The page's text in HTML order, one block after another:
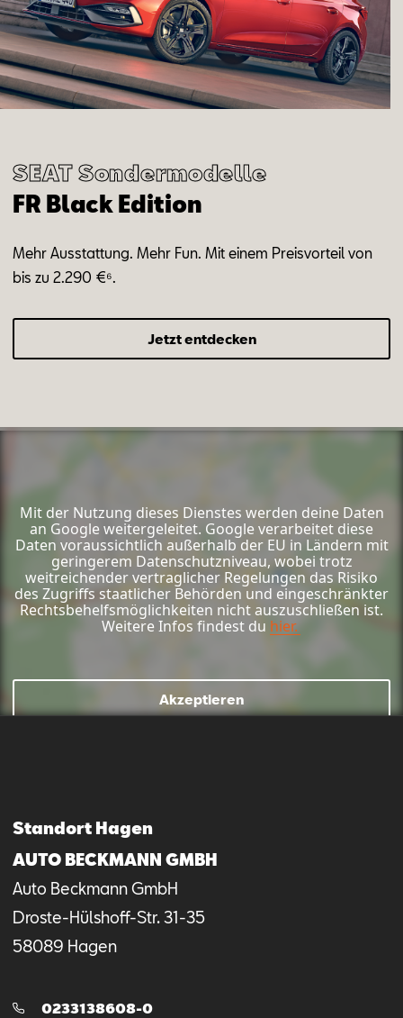
SEAT Sondermodelle
FR Black Edition
Mehr Ausstattung. Mehr Fun. Mit einem Preisvorteil von
bis zu 2.290 €⁶.
Jetzt entdecken
Mit der Nutzung dieses Dienstes werden deine Daten
an Google weitergeleitet. Google verarbeitet diese
Daten voraussichtlich außerhalb der EU in Ländern mit
geringerem Datenschutzniveau, wobei trotz
weitreichender vertraglicher Regelungen das Risiko
des Zugriffs staatlicher Behörden und eingeschränkter
Rechtsbehelfsmöglichkeiten nicht auszuschließen ist.
Weitere Infos findest du hier.
Akzeptieren
Standort Hagen
AUTO BECKMANN GMBH
Auto Beckmann GmbH
Droste-Hülshoff-Str.31-35
58089 Hagen
Telefon:
0233138608-0